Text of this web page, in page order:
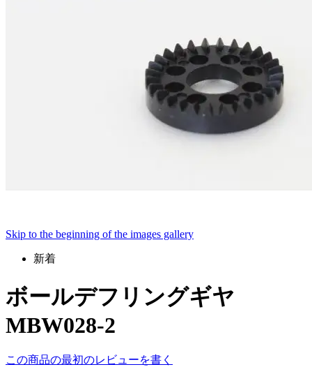
Skip to the beginning of the images gallery
新着
ボールデフリングギヤ
MBW028-2
この商品の最初のレビューを書く